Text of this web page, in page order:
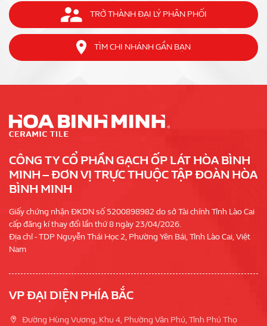
TRỞ THÀNH ĐẠI LÝ PHÂN PHỐI
TÌM CHI NHÁNH GẦN BẠN
CÔNG TY CỔ PHẦN GẠCH ỐP LÁT HÒA BÌNH
MINH – ĐƠN VỊ TRỰC THUỘC TẬP ĐOÀN HÒA
BÌNH MINH
Giấy chứng nhận ĐKDN số 5200898982 do sở Tài chính Tỉnh Lào Cai
cấp đăng kí thay đổi lần thứ 8 ngày 23/04/2026.
Địa chỉ - TDP Nguyễn Thái Học 2, Phường Yên Bái, Tỉnh Lào Cai, Việt
Nam
VP ĐẠI DIỆN PHÍA BẮC
Đường Hùng Vương, Khu 4, Phường Vân Phú, Tỉnh Phú Thọ